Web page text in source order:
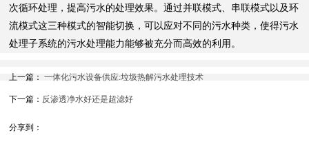
次循环处理，提高污水的处理效果。通过并联模式、串联模式以及环
流模式这三种模式的智能切换，可以应对不同的污水种类，使得污水
处理子系统的污水处理能力能够被充分而高效的利用。
上一篇： 一体化污水设备供应:垃圾热解污水处理技术
下一篇： 反渗透净水好还是超滤好
分享到：